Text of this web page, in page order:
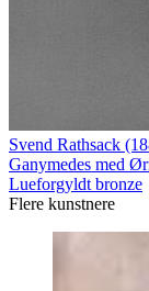
Svend Rathsack
Ganymedes med
Lueforgyldt bronze
Flere kunstnere